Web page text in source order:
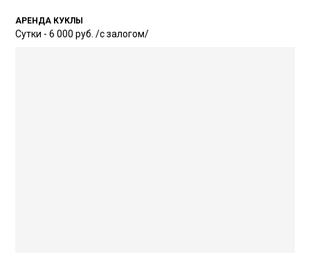
АРЕНДА КУКЛЫ
Сутки - 6 000 руб. /с залогом/